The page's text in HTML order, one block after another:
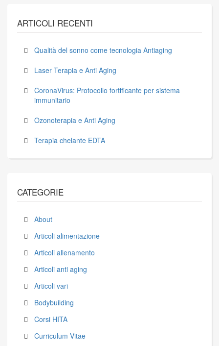
ARTICOLI RECENTI
Qualità del sonno come tecnologia Antiaging
Laser Terapia e Anti Aging
CoronaVirus: Protocollo fortificante per sistema
immunitario
Ozonoterapia e Anti Aging
Terapia chelante EDTA
CATEGORIE
About
Articoli alimentazione
Articoli allenamento
Articoli anti aging
Articoli vari
Bodybuilding
Corsi HITA
Curriculum Vitae